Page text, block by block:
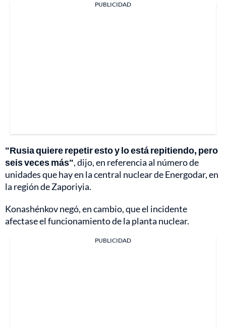
PUBLICIDAD
"Rusia quiere repetir esto y lo está repitiendo, pero
seis veces más", dijo, en referencia al número de
unidades que hay en la central nuclear de Energodar, en
la región de Zaporiyia.
Konashénkov negó, en cambio, que el incidente
afectase el funcionamiento de la planta nuclear.
PUBLICIDAD